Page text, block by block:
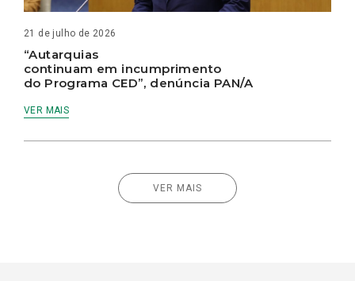
21 de julho de 2026
“Autarquias
continuam em incumprimento
do Programa CED”, denúncia PAN/A
VER MAIS
VER MAIS